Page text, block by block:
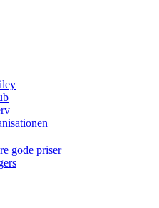
gode priser